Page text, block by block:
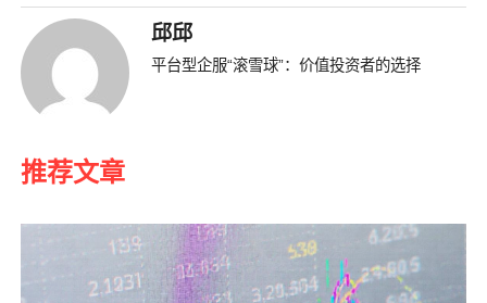
邱邱
平台型企服“滚雪球”：价值投资者的选择
推荐文章